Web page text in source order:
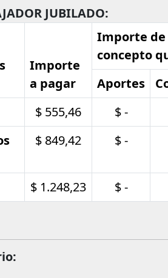
JUBILADO:
Importe
a pagar
Importe de
concepto
Aportes
$ 555,46 $ -
$ 849,42 $ -
$ 1.248,23 $ -